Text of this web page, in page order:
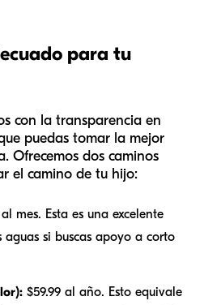
para tu
con la transparencia en
puedas tomar la mejor
Ofrecemos dos caminos
el camino de tu hijo:
al mes. Esta es una excelente
si buscas apoyo a corto
$59.99 al año. Esto equivale